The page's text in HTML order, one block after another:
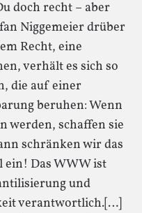
doch recht – aber
Niggemeier drüber
Recht, eine
verhält es sich so
die auf einer
beruhen: Wenn
werden, schaffen sie
schränken wir das
ein! Das WWW ist
und
verantwortlich.[…]